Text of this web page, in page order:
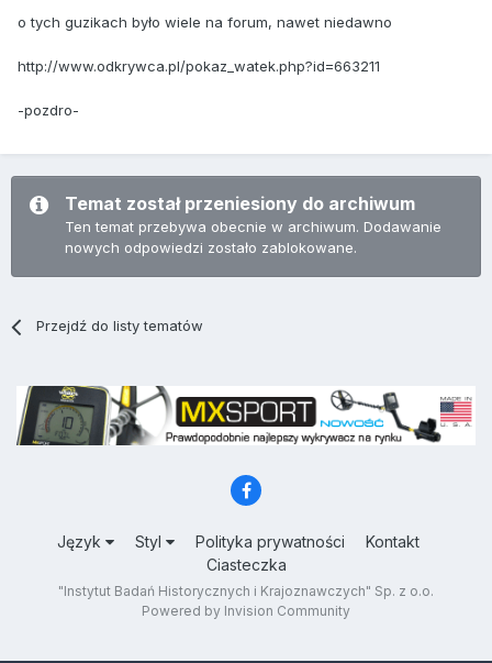
o tych guzikach było wiele na forum, nawet niedawno
http://www.odkrywca.pl/pokaz_watek.php?id=663211
-pozdro-
Temat został przeniesiony do archiwum
Ten temat przebywa obecnie w archiwum. Dodawanie
nowych odpowiedzi zostało zablokowane.
Przejdź do listy tematów
Język Styl Polityka prywatności
Kontakt
Ciasteczka
"Instytut Badań Historycznych i Krajoznawczych" Sp. z o.o.
Powered by Invision Community